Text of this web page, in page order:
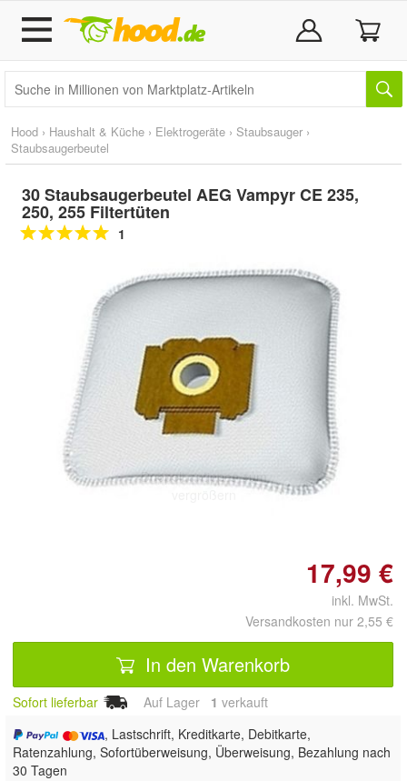
Hood › Haushalt & Küche › Elektrogeräte › Staubsauger ›
Staubsaugerbeutel
30 Staubsaugerbeutel AEG Vampyr CE 235,
250, 255 Filtertüten
1
Doppelt antippen zum
17,99 €
inkl. MwSt.
Versandkosten nur 2,55 €
In den Warenkorb
Sofort lieferbar Auf Lager 1 verkauft
, Lastschrift, Kreditkarte, Debitkarte,
Ratenzahlung, Sofortüberweisung, Überweisung, Bezahlung nach
30 Tagen